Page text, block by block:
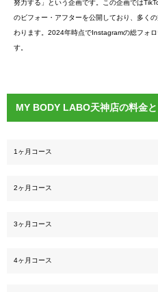
努力する」という企画です。この企画では
のビフォー・アフターを公開しており、多く
わります。2024年時点でInstagramの総フォ
す。
MY BODY LABO天神店の料金
1ヶ月コース
2ヶ月コース
3ヶ月コース
4ヶ月コース